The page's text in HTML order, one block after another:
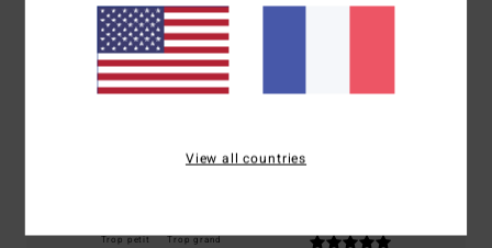
basé sur1 avis vérifiés
0% de nos clients recommandent ce produit
Trop petit Trop grand
View all countries